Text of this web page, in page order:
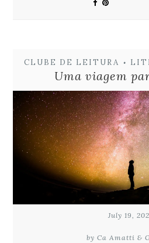
CLUBE DE LEITURA •
Uma viagem
July 19,
by Ca Amatti &